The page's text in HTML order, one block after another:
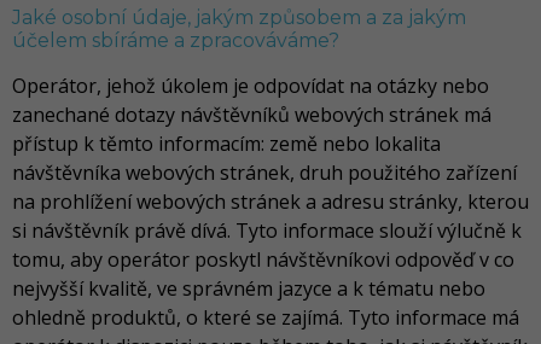
Jaké osobní údaje, jakým způsobem a za jakým
účelem sbíráme a zpracováváme?
Operátor, jehož úkolem je odpovídat na otázky nebo
zanechané dotazy návštěvníků webových stránek má
přístup k těmto informacím: země nebo lokalita
návštěvníka webových stránek, druh použitého zařízení
na prohlížení webových stránek a adresu stránky, kterou
si návštěvník právě dívá. Tyto informace slouží výlučně k
tomu, aby operátor poskytl návštěvníkovi odpověď v co
nejvyšší kvalitě, ve správném jazyce a k tématu nebo
ohledně produktů, o které se zajímá. Tyto informace má